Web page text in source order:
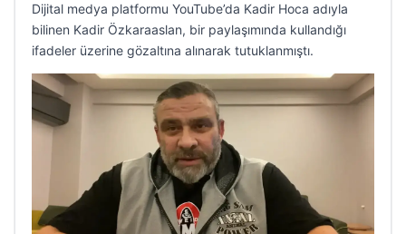
Dijital medya platformu YouTube’da Kadir Hoca adıyla
bilinen Kadir Özkaraaslan, bir paylaşımında kullandığı
ifadeler üzerine gözaltına alınarak tutuklanmıştı.